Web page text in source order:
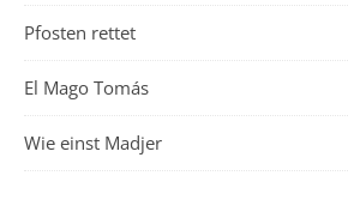
Pfosten rettet
El Mago Tomás
Wie einst Madjer